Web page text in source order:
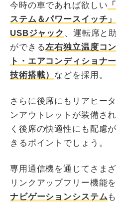
今時の車であれば欲しい
ステム＆パワースイッチ
USBジャック 、運転席と
ができる左右独立温度コ
ト・エアコンディショナ
技術搭載） などを採用。
さらに後席にもリアヒー
ンアウトレットが装備さ
く後席の快適性にも配慮
きるポイントでしょう。
専用通信機を通じてさま
リンクアップフリー機能
ナビゲーションシステム